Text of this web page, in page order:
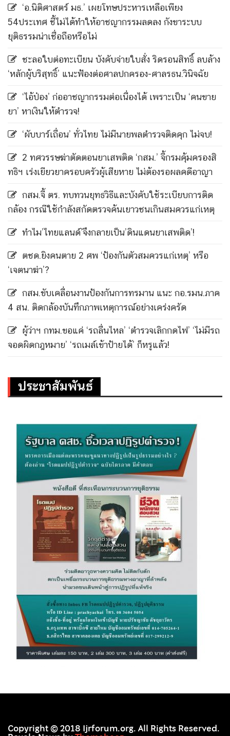
‘อ.นิติศาสตร์ มธ.’ เผยโทษประหารเหลือเพียง
54ประเทศ ชี้ไม่ได้ทำให้อาชญากรรมลดลง กังขาระบบ
ยุติธรรมน่าเชื่อถือหรือไม่
ชะลอใบต่อทะเบียน บังคับจ่ายใบสั่ง ริดรอนสิทธิ์ ลบล้าง
‘หลักผู้บริสุทธิ์’ แนะฟ้องต่อศาลปกครอง-ศาลรธน.วินิจฉัย
‘ไอ้ป๋อง’ ก่ออาชญากรรมต่อเนื่องได้ เพราะเป็น ‘คนขาย
ยา’ หาเงินให้ตำรวจ!
‘ผับบาร์เถื่อน’ ทั่วไทย ไม่มีนายพลตำรวจติดคุก ไม่จบ!
2 ทศวรรษฆ่าตัดตอนยาเสพติด ‘กสม.’ จี้กรมคุ้มครองสิ
ทธิฯ เร่งเยียวยาครอบครัวผู้เสียหาย ไม่ต้องรอผลคดีอาญา
กสม.จี้ ตร. ทบทวนยุทธวิธีและบังคับใช้ระเบียบการติด
กล้อง กรณีใช้กำลังสกัดตรวจค้นเยาวชนเกินสมควรแก่เหตุ
ทำไม’ไทยแลนด์’จึงกลายเป็น’ดินแดนยาเสพติด’!
ตชด.ยิงคนตาย 2 ศพ ‘ป้องกันตัวสมควรแก่เหตุ’ หรือ
‘เจตนาฆ่า’?
กสม.ขับเคลื่อนงานป้องกันการทรมาน แนะ กอ.รมน.ภาค
4 สน. ติดกล้องบันทึกภาพเหตุการณ์อย่างเคร่งครัด
ผู้ว่าฯ กทม.ขอแค่ ‘รถลื่นไหล’ ‘ตำรวจเลิกกดไฟ’ ‘ไม่มีรถ
จอดผิดกฎหมาย’ ‘รถเมล์เข้าป้ายได้’ ก็หรูแล้ว!
ประชาสัมพันธ์
Copyright © 2018 Ijrforum.org. All Rights Reserved.